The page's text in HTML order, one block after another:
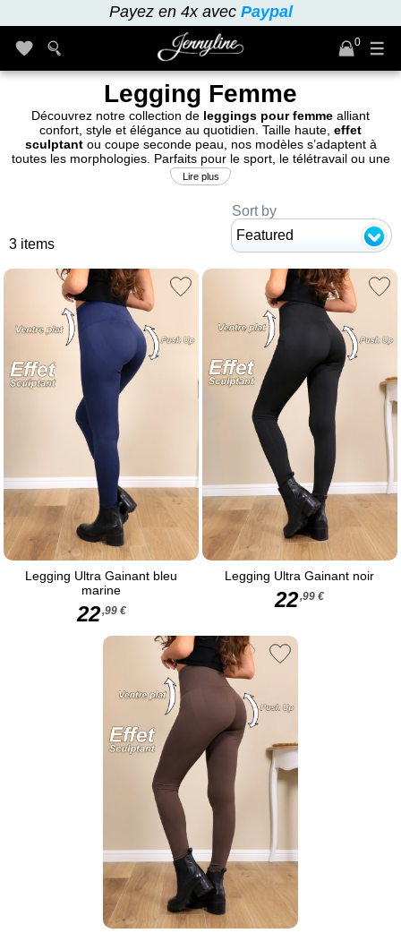
Payez en 4x avec Paypal
0
Legging Femme
Découvrez notre collection de leggings pour femme alliant
confort, style et élégance au quotidien. Taille haute, effet
sculptantou coupe seconde peau, nos modèles s’adaptent à
toutes les morphologies. Parfaits pour le sport, le télétravail ou une
tenue décontractée chic, ces leggings mettent en valeur la
silhouette sans compromis sur le confort. Craquez pour un legging
courbes jour après jour.
Lire plus
3 items
Sort by
Featured
Legging Ultra Gainant bleu
marine
22,99 €
Legging Ultra Gainant noir
22,99 €